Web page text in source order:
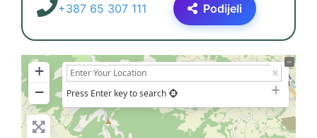
+387 65 307 111 Podijeli
+
−
Press Enter key to search